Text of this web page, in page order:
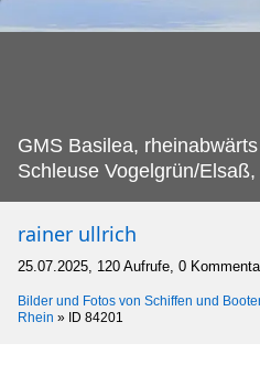
GMS Basilea,
Schleuse Vogelgrün/
rainer ullrich
25.07.2025, 120 Aufrufe, 0
Bilder und Fotos von Schiffen und
Rhein » ID 84201